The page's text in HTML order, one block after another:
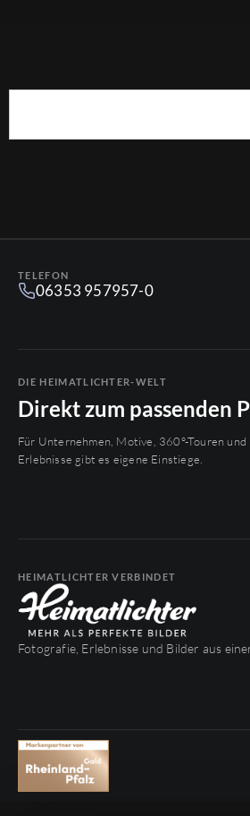
TELEFON
06353 957957-0
DIE HEIMATLICHTER-WELT
Direkt zum passenden
Für Unternehmen, Motive, 360°-Touren und
Erlebnisse gibt es eigene Einstiege.
HEIMATLICHTER VERBINDET
Fotografie, Erlebnisse und Bilder aus